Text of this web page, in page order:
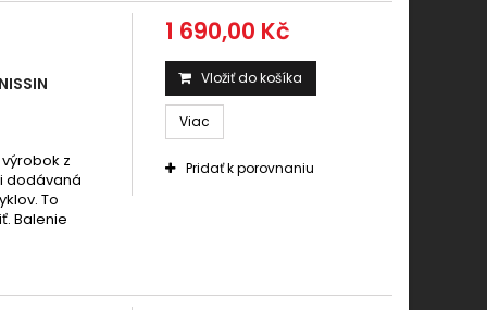
z
dodávaná
To
Balenie
1 690,00 Kč
Vložiť do košíka
Viac
Pridať k porovnaniu